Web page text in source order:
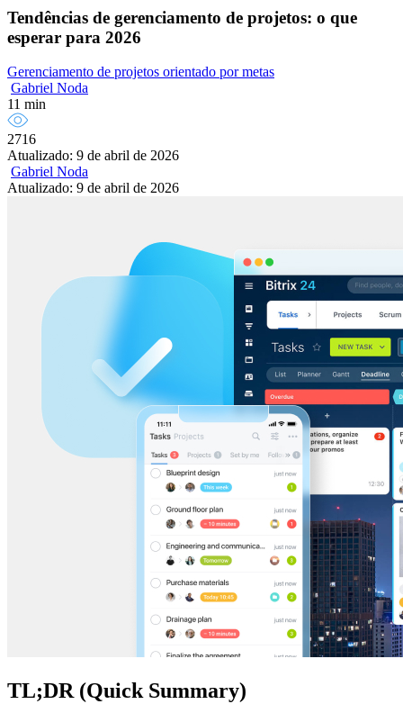
Tendências de gerenciamento de projetos: o que
esperar para 2026
Gerenciamento de projetos orientado por metas
Gabriel Noda
11 min
2716
Atualizado: 9 de abril de 2026
Gabriel Noda
Atualizado: 9 de abril de 2026
TL;DR (Quick Summary)